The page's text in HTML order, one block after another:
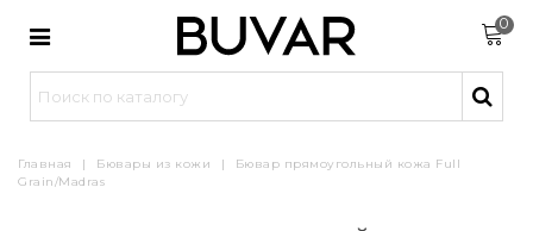
0
Главная | Бювары из кожи |
Бювар прямоугольный кожа Full
Grain/Madras